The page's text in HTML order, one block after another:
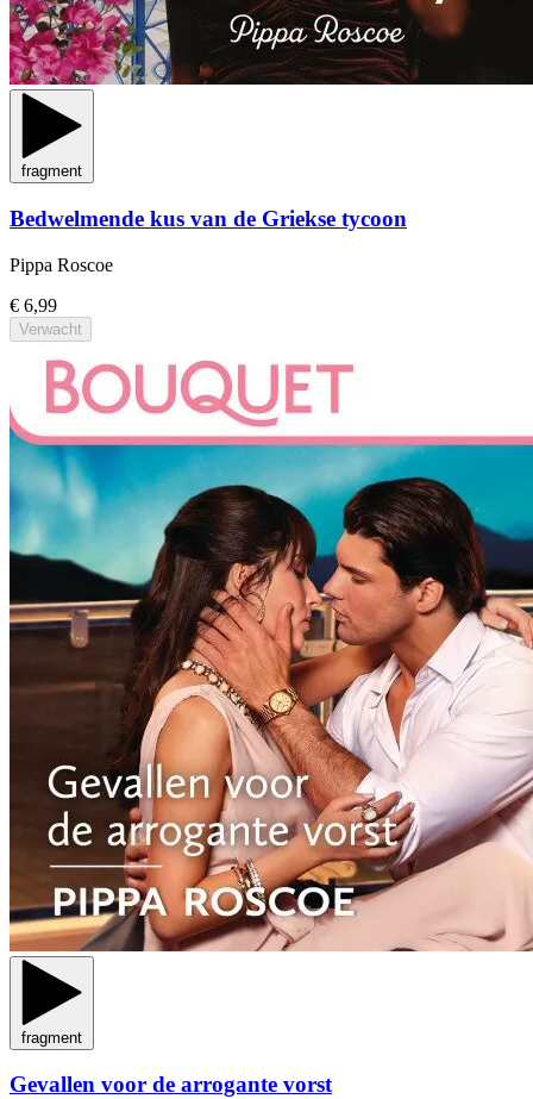
fragment
Bedwelmende kus van de Griekse tycoon
Pippa Roscoe
€ 6,99
Verwacht
fragment
Gevallen voor de arrogante vorst